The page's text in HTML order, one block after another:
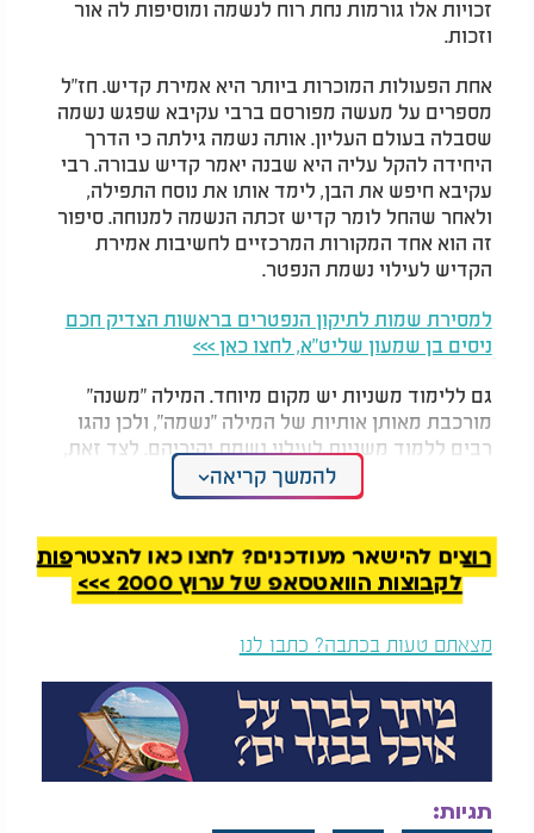
זכויות אלו גורמות נחת רוח לנשמה ומוסיפות לה אור
וזכות.
אחת הפעולות המוכרות ביותר היא אמירת קדיש. חז"ל
מספרים על מעשה מפורסם ברבי עקיבא שפגש נשמה
שסבלה בעולם העליון. אותה נשמה גילתה כי הדרך
היחידה להקל עליה היא שבנה יאמר קדיש עבורה. רבי
עקיבא חיפש את הבן, לימד אותו את נוסח התפילה,
ולאחר שהחל לומר קדיש זכתה הנשמה למנוחה. סיפור
זה הוא אחד המקורות המרכזיים לחשיבות אמירת
הקדיש לעילוי נשמת הנפטר.
למסירת שמות לתיקון הנפטרים בראשות הצדיק חכם
ניסים בן שמעון שליט"א, לחצו כאן >>>
גם ללימוד משניות יש מקום מיוחד. המילה "משנה"
מורכבת מאותן אותיות של המילה "נשמה", ולכן נהגו
רבים ללמוד משניות לעילוי נשמת יקיריהם. לצד זאת,
כל לימוד תורה הנעשה מתוך כוונה להקדיש את הזכות
לנפטר נחשב למעשה בעל ערך רוחני רב.
המלצות נוספות
מפחיד: האם אנשי זאב
קיימים ביהדות?
אחרי הילולה -הבבא
סאלי
הגיע בחלום:
"עשיתם לי נחת"
להמשך קריאה
רוצים להישאר מעודכנים? לחצו כאן להצטרפות
לקבוצות הוואטסאפ של ערוץ 2000 >>>
מצאתם טעות בכתבה? כתבו לנו
תגיות: